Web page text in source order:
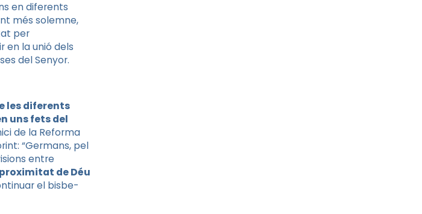
en diferents
més solemne,
per
en la unió dels
del Senyor.
les diferents
uns fets del
de la Reforma
“Germans, pel
entre
de Déu
el bisbe-